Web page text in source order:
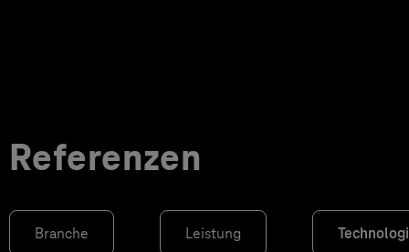
Referenzen
Branche Leistung